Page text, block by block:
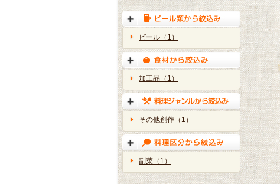
ビール（1）
加工品（1）
その他創作（1）
副菜（1）